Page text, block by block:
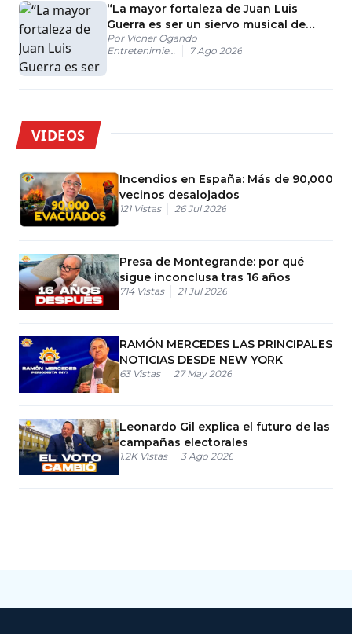
“La mayor fortaleza de Juan Luis
Guerra es ser un siervo musical de
Jesús”
Por Vicner Ogando
Entretenimiento
7 Ago 2026
VIDEOS
Incendios en España: Más de 90,000
vecinos desalojados
121 Vistas 26 Jul 2026
Presa de Montegrande: por qué
sigue inconclusa tras 16 años
714 Vistas 21 Jul 2026
RAMÓN MERCEDES LAS PRINCIPALES
NOTICIAS DESDE NEW YORK
63 Vistas 27 May 2026
Leonardo Gil explica el futuro de las
campañas electorales
1.2K Vistas 3 Ago 2026